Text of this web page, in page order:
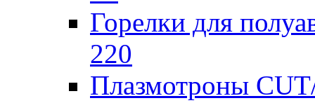
Горелки для
220
Плазмотроны